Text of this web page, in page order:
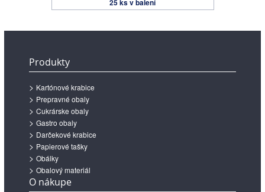
25 ks v balení
Produkty
Kartónové krabice
Prepravné obaly
Cukrárske obaly
Gastro obaly
Darčekové krabice
Papierové tašky
Obálky
Obalový materiál
O nákupe